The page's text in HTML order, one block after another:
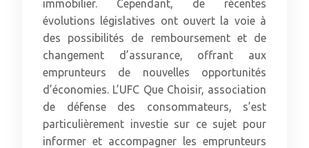
immobilier. Cependant, de récentes
évolutions législatives ont ouvert la voie à
des possibilités de remboursement et de
changement d’assurance, offrant aux
emprunteurs de nouvelles opportunités
d’économies. L’UFC Que Choisir, association
de défense des consommateurs, s’est
particulièrement investie sur ce sujet pour
informer et accompagner les emprunteurs